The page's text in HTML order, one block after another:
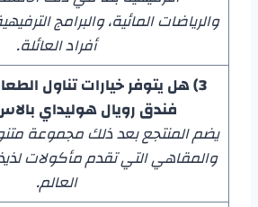
والرياضات المائية، والبرامج
أفراد العائلة.
3) هل يتوفر خيارات تناول
فندق رويال هوليداي
يضم المنتجع بعد ذلك مجموعة
والمقاهي التي تقدم مأكولات
العالم.